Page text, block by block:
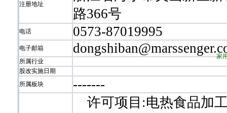
注册地址
路366号
电话 0573-87019995
电子邮箱
所属行业
家
股改实施日期
所属板块
-------
许可项目:电热食品加